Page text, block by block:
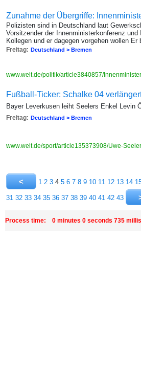
Zunahme der Übergriffe:
Polizisten sind in Deutschland laut
Vorsitzender der Innenministerkonferenz
Kollegen und er dagegen vorgehen wollen
Freitag: Deutschland > Bremen
www.welt.de/politik/article3840857/
Fußball-Ticker: Schalke 04
Bayer Leverkusen leiht Seelers Enkel Levin
Freitag: Deutschland > Bremen
www.welt.de/sport/article135373908/Uwe-
1 2 3 4 5 6 7 8 9 10 11 12 13 14
31 32 33 34 35 36 37 38 39 40 41 42 43
Process time: 0 minutes 0 seconds 735